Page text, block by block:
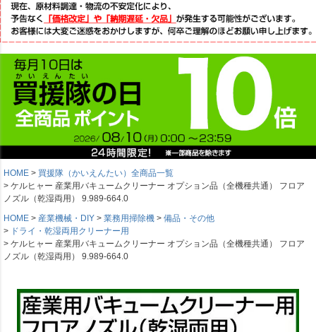
HOME
買援隊（かいえんたい）全商品一覧
ケルヒャー 産業用バキュームクリーナー オプション品（全機種共通） フロア
ノズル（乾湿両用） 9.989-664.0
HOME
産業機械・DIY 業務用掃除機
備品・その他
ドライ・乾湿両用クリーナー用
ケルヒャー 産業用バキュームクリーナー オプション品（全機種共通） フロア
ノズル（乾湿両用） 9.989-664.0